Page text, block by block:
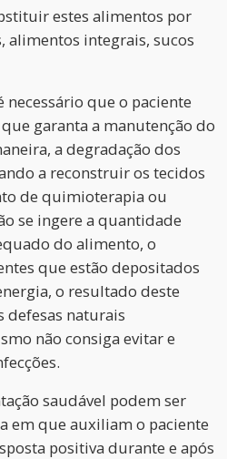
estes alimentos por
alimentos integrais, sucos
necessário que o paciente
garanta a manutenção do
a degradação dos
a reconstruir os tecidos
de quimioterapia ou
se ingere a quantidade
do alimento, o
que estão depositados
o resultado deste
defesas naturais
não consiga evitar e
saudável podem ser
em que auxiliam o paciente
positiva durante e após